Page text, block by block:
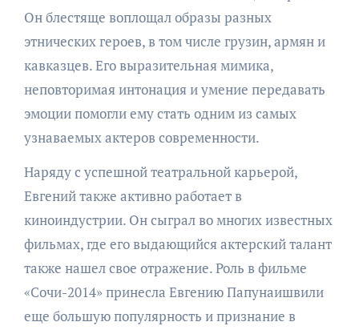
Он блестяще воплощал образы разных
этнических героев, в том числе грузин, армян и
кавказцев. Его выразительная мимика,
неповторимая интонация и умение передавать
эмоции помогли ему стать одним из самых
узнаваемых актеров современности.
Наряду с успешной театральной карьерой,
Евгений также активно работает в
киноиндустрии. Он сыграл во многих известных
фильмах, где его выдающийся актерский талант
также нашел свое отражение. Роль в фильме
«Сочи-2014» принесла Евгению Папунаишвили
еще большую популярность и признание в